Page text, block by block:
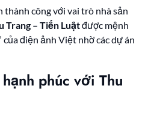
thành công với vai trò nhà sản
Trang – Tiến Luậtđược mệnh
của điện ảnh Việt nhờ các dự án
phúc với Thu